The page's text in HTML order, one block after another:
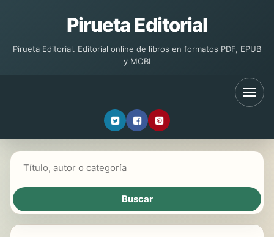
Pirueta Editorial
Pirueta Editorial. Editorial online de libros en formatos PDF, EPUB
y MOBI